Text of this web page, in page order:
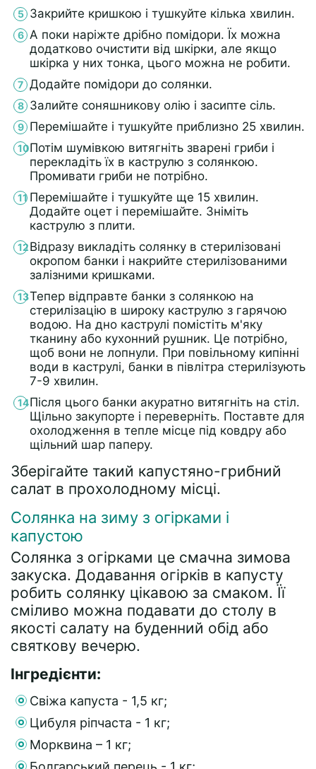
Закрийте кришкою і тушкуйте кілька хвилин.
А поки наріжте дрібно помідори. Їх можна
додатково очистити від шкірки, але якщо
шкірка у них тонка, цього можна не робити.
Додайте помідори до солянки.
Залийте соняшникову олію і засипте сіль.
Перемішайте і тушкуйте приблизно 25 хвилин.
Потім шумівкою витягніть зварені гриби і
перекладіть їх в каструлю з солянкою.
Промивати гриби не потрібно.
Перемішайте і тушкуйте ще 15 хвилин.
Додайте оцет і перемішайте. Зніміть
каструлю з плити.
Відразу викладіть солянку в стерилізовані
окропом банки і накрийте стерилізованими
залізними кришками.
Тепер відправте банки з солянкою на
стерилізацію в широку каструлю з гарячою
водою. На дно каструлі помістіть м'яку
тканину або кухонний рушник. Це потрібно,
щоб вони не лопнули. При повільному кипінні
води в каструлі, банки в півлітра стерилізують
7-9 хвилин.
Після цього банки акуратно витягніть на стіл.
Щільно закупорте і переверніть. Поставте для
охолодження в тепле місце під ковдру або
щільний шар паперу.
Зберігайте такий капустяно-грибний
салат в прохолодному місці.
Солянка на зиму з огірками і
капустою
Солянка з огірками це смачна зимова
закуска. Додавання огірків в капусту
робить солянку цікавою за смаком. Її
сміливо можна подавати до столу в
якості салату на буденний обід або
святкову вечерю.
Інгредієнти:
Свіжа капуста - 1,5 кг;
Цибуля ріпчаста - 1 кг;
Морквина – 1 кг;